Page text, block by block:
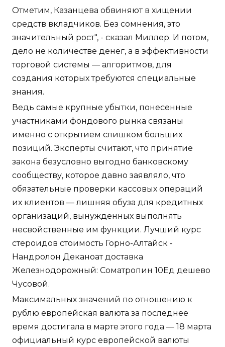
Отметим, Казанцева обвиняют в хищении
средств вкладчиков. Без сомнения, это
значительный рост", - сказал Миллер. И потом,
дело не количестве денег, а в эффективности
торговой системы — алгоритмов, для
создания которых требуются специальные
знания.
Ведь самые крупные убытки, понесенные
участниками фондового рынка связаны
именно с открытием слишком больших
позиций. Эксперты считают, что принятие
закона безусловно выгодно банковскому
сообществу, которое давно заявляло, что
обязательные проверки кассовых операций
их клиентов — лишняя обуза для кредитных
организаций, вынужденных выполнять
несвойственные им функции. Лучший курс
стероидов стоимость Горно-Алтайск -
Нандролон Деканоат доставка
Железнодорожный: Cоматропин 10Ед дешево
Чусовой.
Максимальных значений по отношению к
рублю европейская валюта за последнее
время достигала в марте этого года — 18 марта
официальный курс европейской валюты